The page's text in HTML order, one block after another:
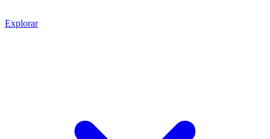
Explorar